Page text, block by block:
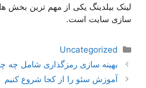
لینک بیلدینگ یکی از مهم ترین بخش
سازی سایت است.
دسته‌ها
Uncategorized
ناوبری
نوشته‌ها
بهینه سازی رمزگذاری شامل چه
آموزش سئو را از کجا شروع کنیم